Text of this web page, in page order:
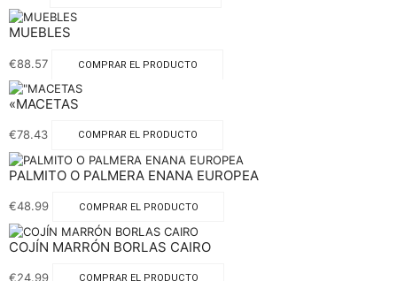
MUEBLES
€88.57 COMPRAR EL PRODUCTO
«MACETAS
€78.43 COMPRAR EL PRODUCTO
PALMITO O PALMERA ENANA EUROPEA
€48.99 COMPRAR EL PRODUCTO
COJÍN MARRÓN BORLAS CAIRO
€24.99